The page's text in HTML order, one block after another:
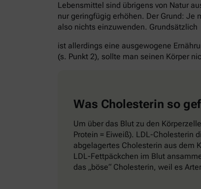
Lebensmittel sind übrigens von Natur
nur geringfügig erhöhen. Der Grund: Je
also nichts einzuwenden. Grundsätzlich
ist allerdings eine ausgewogene
(s. Punkt 2), sollte man seinen Körper
Was Cholesterin so
Um über das Blut zu den
Protein = Eiweiß). LDL-Cholesterin
abgelagertes Cholesterin aus dem
LDL-Fettpäckchen im Blut
das „böse“ Cholesterin, weil es